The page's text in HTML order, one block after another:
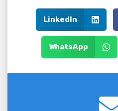
LinkedIn
WhatsApp